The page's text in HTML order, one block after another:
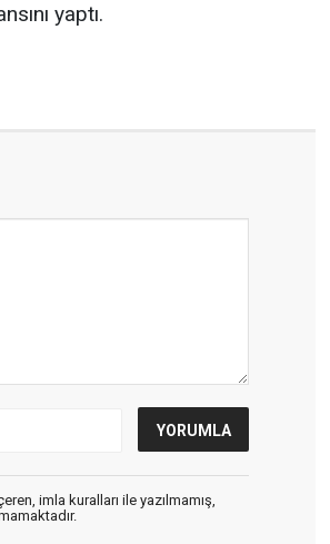
yaptı.
imla kuralları ile yazılmamış,